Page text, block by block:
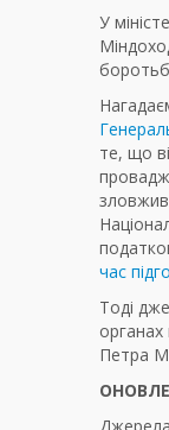
У
те, що
час
Тоді
органах
Петра